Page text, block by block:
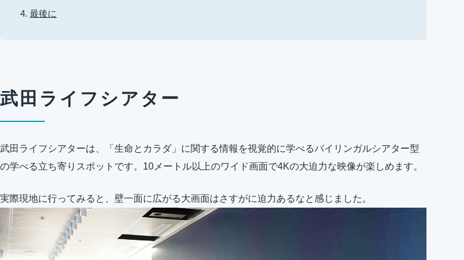
最後に
武田ライフシアター
武田ライフシアターは、「生命とカラダ」に関する情報を視覚的に学べるバイリンガルシアター型
の学べる立ち寄りスポットです。10メートル以上のワイド画面で4Kの大迫力な映像が楽しめます。
実際現地に行ってみると、壁一面に広がる大画面はさすがに迫力あるなと感じました。